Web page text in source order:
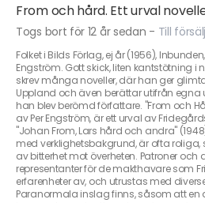
From och hård. Ett urval
Togs bort för 12 år sedan - Till
Folket i Bilds Förlag, ej år (1956),
Engström. Gott skick, liten kantstötning i
skrev många noveller, där han ger
Uppland och även berättar utifrån egna
han blev berömd författare. "From och
av Per Engström, är ett urval av
"Johan From, Lars hård och andra"
med verklighetsbakgrund, är ofta
av bitterhet mot överheten. Patroner och
representanter för de makthavare som
erfarenheter av, och utrustas med
Paranormala inslag finns, såsom att en